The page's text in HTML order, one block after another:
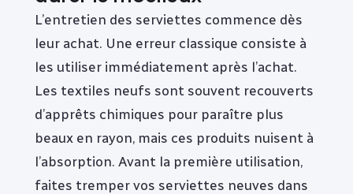
L’entretien des serviettes commence dès
leur achat. Une erreur classique consiste à
les utiliser immédiatement après l’achat.
Les textiles neufs sont souvent recouverts
d’apprêts chimiques pour paraître plus
beaux en rayon, mais ces produits nuisent à
l’absorption. Avant la première utilisation,
faites tremper vos serviettes neuves dans